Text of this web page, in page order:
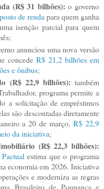
(R$ 31 bilhões): o governo
de renda para quem ganha
isenção parcial para quem
anunciou uma nova versão
concede R$ 21,2 bilhões em
e ônibus;
(R$ 22,9 bilhões): também
programa permite a
a solicitação de empréstimos
são descontadas diretamente
a 20 de março,R$ 22,9
da iniciativa;
(R$ 22,3 bilhões):
estima que o programa
economia em 2026. Iniciativa
e moderniza as regras
Brasileiro de Poupança e